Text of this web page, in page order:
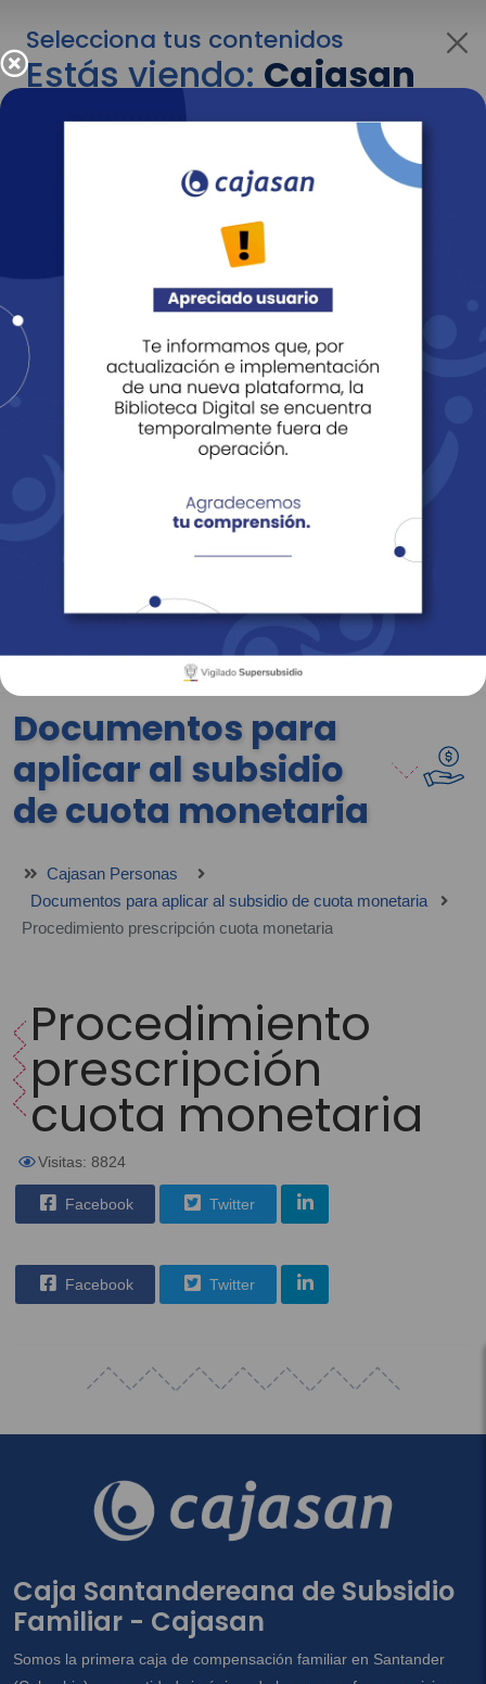
Selecciona tus contenidos
Estás viendo:Cajasan
para personas
Para cambiar al contenido de tu interés más
adelante recuerda utilizar el menú
Entendido
Revista Fácil Vivir
Sedes Directorio Servicios En Línea
Documentos para
aplicar al subsidio
de cuota monetaria
Cajasan Personas
Documentos para aplicar al subsidio de cuota monetaria
Procedimiento prescripción cuota monetaria
Procedimiento
prescripción
cuota monetaria
Visitas: 8824
Facebook Twitter
Facebook Twitter
Caja Santandereana de Subsidio
Familiar - Cajasan
Somos la primera caja de compensación familiar en Santander